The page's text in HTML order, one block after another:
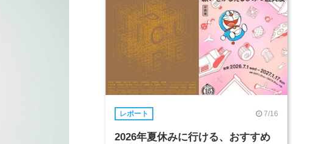
レポート 7/16
2026年夏休みに行ける、おすすめ